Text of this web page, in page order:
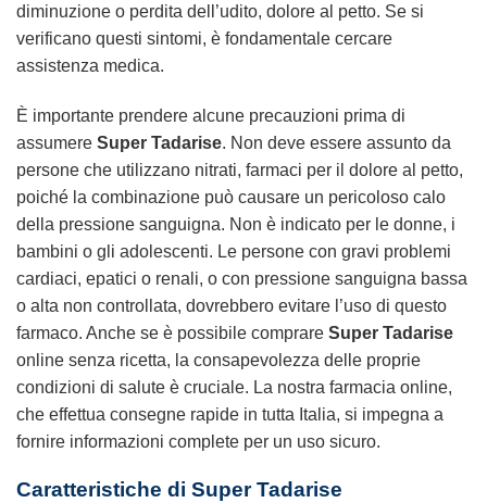
diminuzione o perdita dell’udito, dolore al petto. Se si
verificano questi sintomi, è fondamentale cercare
assistenza medica.
È importante prendere alcune precauzioni prima di
assumere Super Tadarise. Non deve essere assunto da
persone che utilizzano nitrati, farmaci per il dolore al petto,
poiché la combinazione può causare un pericoloso calo
della pressione sanguigna. Non è indicato per le donne, i
bambini o gli adolescenti. Le persone con gravi problemi
cardiaci, epatici o renali, o con pressione sanguigna bassa
o alta non controllata, dovrebbero evitare l’uso di questo
farmaco. Anche se è possibile comprare Super Tadarise
online senza ricetta, la consapevolezza delle proprie
condizioni di salute è cruciale. La nostra farmacia online,
che effettua consegne rapide in tutta Italia, si impegna a
fornire informazioni complete per un uso sicuro.
Caratteristiche di Super Tadarise